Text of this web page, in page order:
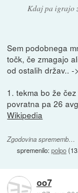
Kdaj pa igrajo
Sem podobnega
točk, če zmagajo
od ostalih držav.. ->
1. tekma bo že
povratna pa 26
Wikipedia
Zgodovina sprememb…
spremenilo:polpo(
oo7